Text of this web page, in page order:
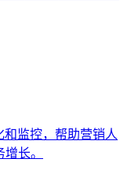
监控，帮助营销人
长。